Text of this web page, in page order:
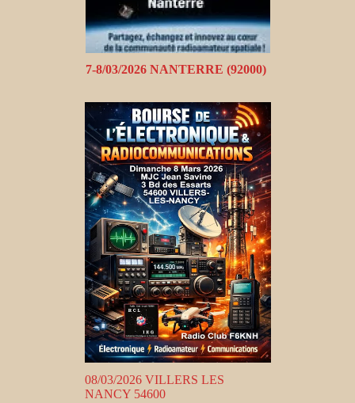
7-8/03/2026 NANTERRE (92000)
08/03/2026 VILLERS LES
NANCY 54600